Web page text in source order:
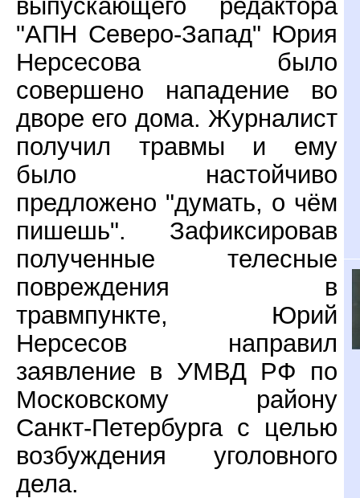
выпускающего редактора
"АПН Северо-Запад" Юрия
Нерсесова было
совершено нападение во
дворе его дома. Журналист
получил травмы и ему
было настойчиво
предложено "думать, о чём
пишешь". Зафиксировав
полученные телесные
повреждения в
травмпункте, Юрий
Нерсесов направил
заявление в УМВД РФ по
Московскому району
Санкт-Петербурга с целью
возбуждения уголовного
дела.